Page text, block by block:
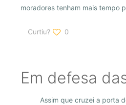
moradores tenham mais tempo
Curtiu? 0
Em defesa
Assim que cruzei a porta de